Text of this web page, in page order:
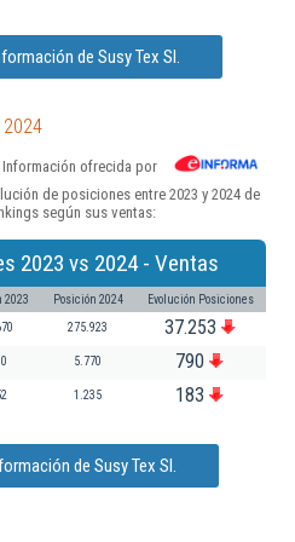
de Susy Tex Sl.
Información ofrecida por
de posiciones entre 2023 y 2024 de
según sus ventas:
2023 vs 2024 - Ventas
2023 Posición 2024 Evolución Posiciones
275.923 37.253
5.770 790
1.235 183
de Susy Tex Sl.